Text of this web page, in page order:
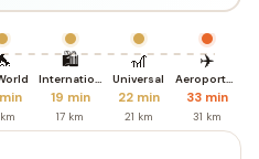
🛍️
19 min
17 km
🎢
Universal
22 min
21 km
✈️
33 min
31 km